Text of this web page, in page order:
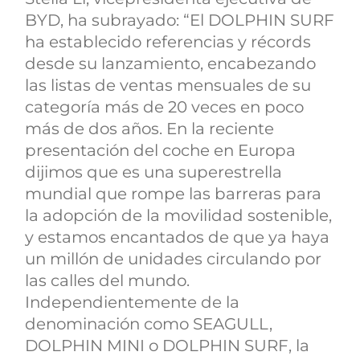
BYD, ha subrayado: “El DOLPHIN SURF
ha establecido referencias y récords
desde su lanzamiento, encabezando
las listas de ventas mensuales de su
categoría más de 20 veces en poco
más de dos años. En la reciente
presentación del coche en Europa
dijimos que es una superestrella
mundial que rompe las barreras para
la adopción de la movilidad sostenible,
y estamos encantados de que ya haya
un millón de unidades circulando por
las calles del mundo.
Independientemente de la
denominación como SEAGULL,
DOLPHIN MINI o DOLPHIN SURF, la